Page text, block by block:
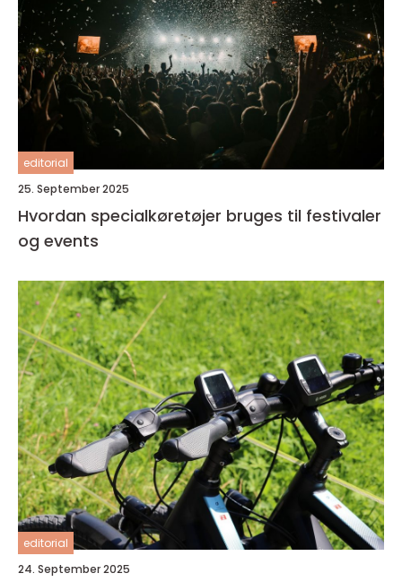
editorial
25. September 2025
Hvordan specialkøretøjer bruges til festivaler
og events
editorial
24. September 2025